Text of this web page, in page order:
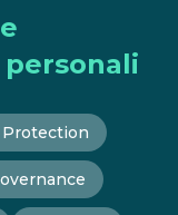
Protection